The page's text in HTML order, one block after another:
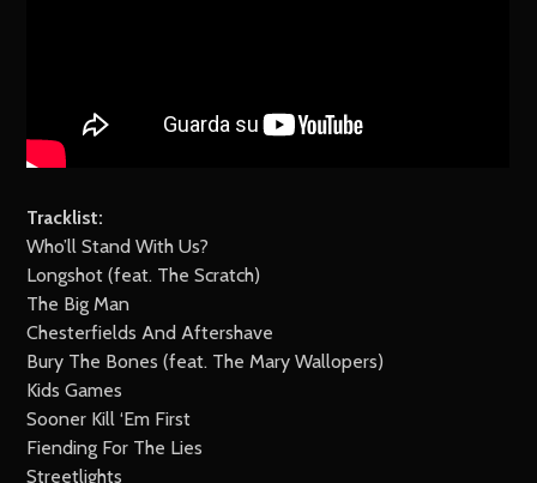
Tracklist:
Who’ll Stand With Us?
Longshot (feat. The Scratch)
The Big Man
Chesterfields And Aftershave
Bury The Bones (feat. The Mary Wallopers)
Kids Games
Sooner Kill ‘Em First
Fiending For The Lies
Streetlights